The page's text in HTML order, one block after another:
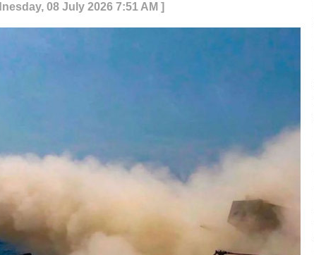
08 July 2026 7:51 AM ]